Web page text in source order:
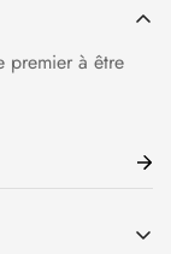
premier à être